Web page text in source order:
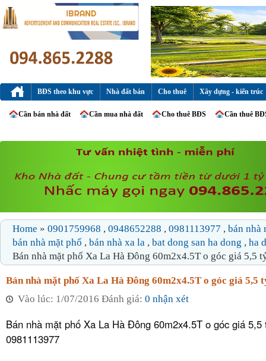
BĐS theo khu vực Nhà đất bán Cho thuê Xây dựng - kiến trúc
Cần bán nhà đất Cần mua nhà đất Cho thuê BĐS Cần thuê
Home » 0901759968 , 0948652288 , 0981113977 , bán nhà
bán nhà mặt phố , bán nhà xa la , bat dong san ha dong , ha
Bán nhà mặt phố Xa La Hà Đông 60m2x4.5T o góc giá 5,5
Bán nhà mặt phố Xa La Hà Đông 60m2x4.5T o góc giá 5,5
Vào lúc: 1/07/2016 Đánh giá: 0 nhận xét
Bán nhà mặt phố Xa La Hà Đông 60m2x4.5T o góc giá 5,5
0981113977